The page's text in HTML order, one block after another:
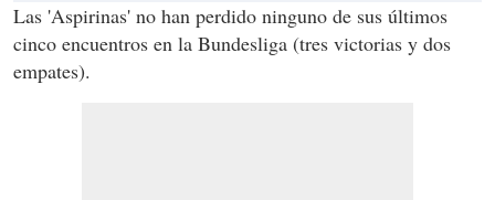
Las 'Aspirinas' no han perdido ninguno de sus últimos
cinco encuentros en la Bundesliga (tres victorias y dos
empates).